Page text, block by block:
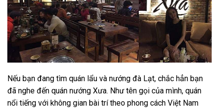
Nếu bạn đang tìm quán lẩu và nướng đà Lạt, chắc hẳn bạn
đã nghe đến quán nướng Xưa. Như tên gọi của mình, quán
nổi tiếng với không gian bài trí theo phong cách Việt Nam